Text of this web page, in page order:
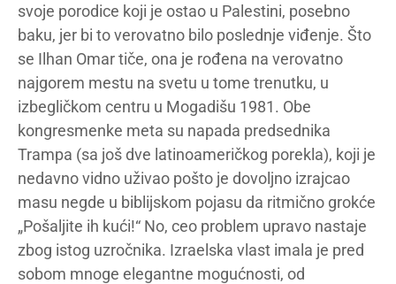
svoje porodice koji je ostao u Palestini, posebno
baku, jer bi to verovatno bilo poslednje viđenje. Što
se Ilhan Omar tiče, ona je rođena na verovatno
najgorem mestu na svetu u tome trenutku, u
izbegličkom centru u Mogadišu 1981. Obe
kongresmenke meta su napada predsednika
Trampa (sa još dve latinoameričkog porekla), koji je
nedavno vidno uživao pošto je dovoljno izrajcao
masu negde u biblijskom pojasu da ritmično grokće
„Pošaljite ih kući!“ No, ceo problem upravo nastaje
zbog istog uzročnika. Izraelska vlast imala je pred
sobom mnoge elegantne mogućnosti, od